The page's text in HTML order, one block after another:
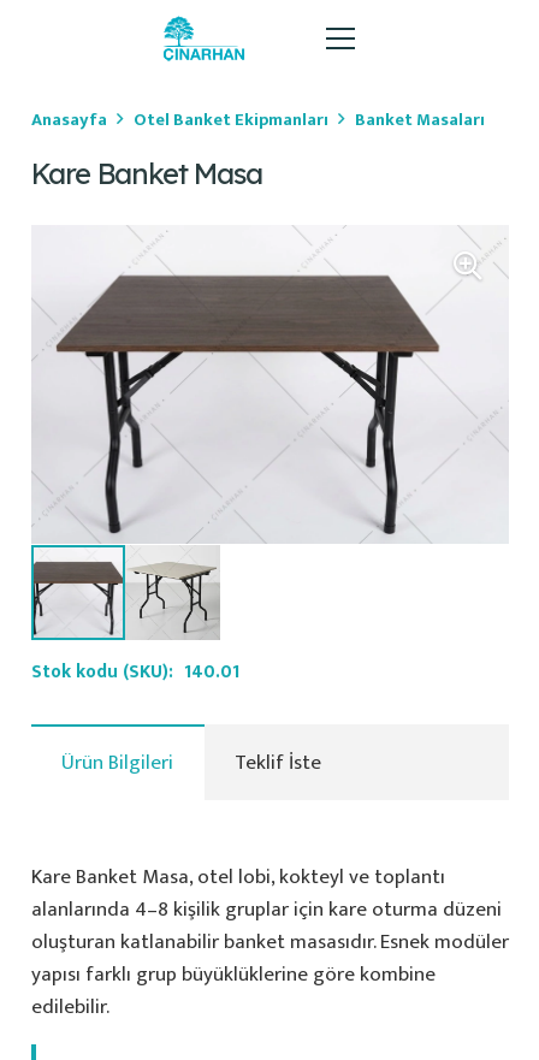
Anasayfa Otel Banket Ekipmanları Banket Masaları
Kare Banket Masa
Stok kodu (SKU): 140.01
Ürün Bilgileri Teklif İste
Kare Banket Masa, otel lobi, kokteyl ve toplantı
alanlarında 4–8 kişilik gruplar için kare oturma düzeni
oluşturan katlanabilir banket masasıdır. Esnek modüler
yapısı farklı grup büyüklüklerine göre kombine
edilebilir.